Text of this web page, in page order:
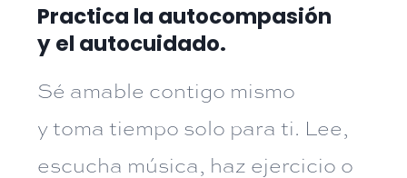
Practica la autocompasión
y el autocuidado.
Sé amable contigo mismo
y toma tiempo solo para ti. Lee,
escucha música, haz ejercicio o